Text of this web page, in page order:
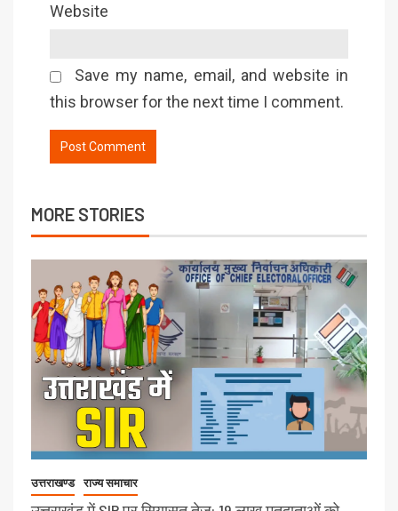
Website
Save my name, email, and website in
this browser for the next time I comment.
MORE STORIES
उत्तराखण्ड राज्य समाचार